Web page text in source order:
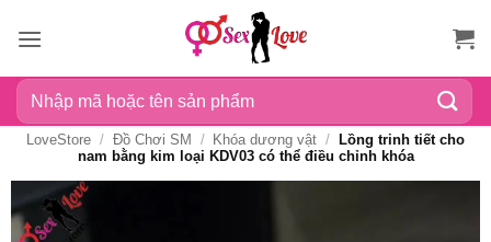
qua
dung
Tìm
kiếm:
LoveStore / Đồ Chơi SM / Khóa dương vật /
Lồng trinh tiết cho
nam bằng kim loại KDV03 có thể điều chỉnh khóa